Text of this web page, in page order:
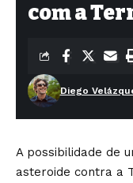
com a
Diego
A possibilidade de
asteroide contra a